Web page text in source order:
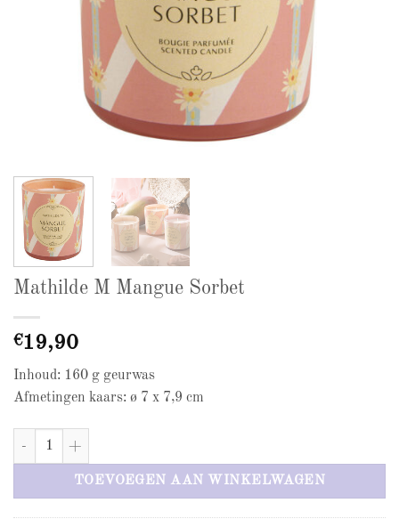
Mathilde M Mangue Sorbet
€19,90
Inhoud: 160 g geurwas
Afmetingen kaars: ø 7 x 7,9 cm
Mathilde M Mangue Sorbet aantal
TOEVOEGEN AAN WINKELWAGEN